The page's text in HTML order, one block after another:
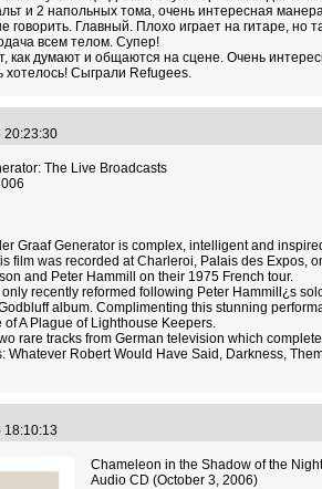
и 2 напольных тома, очень интересная
Главный. Плохо играет на гитаре,
всем телом. Супер!
как думают и общаются на сцене. Очень
хотелось! Сыграли Refugees.
20:23:30
The Live Broadcasts
Graaf Generator is complex, intelligent and
film was recorded at Charleroi, Palais des Expos,
and Peter Hammill on their 1975 French tour.
recently reformed following Peter Hammill¿s
album. Complimenting this stunning
A Plague of Lighthouse Keepers.
rare tracks from German television which
Whatever Robert Would Have Said, Darkness,
18:10:13
Chameleon in the Shadow of the
Audio CD (October 3, 2006)